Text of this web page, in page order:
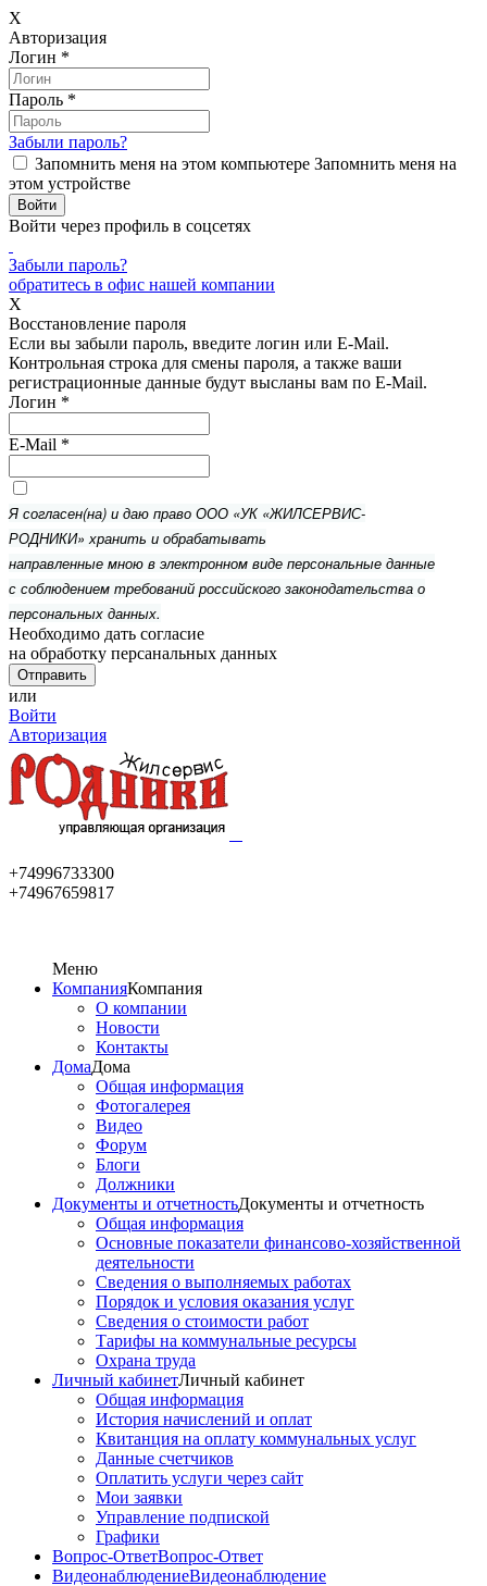
X
Авторизация
Логин *
Пароль *
Забыли пароль?
Запомнить меня на этом компьютере Запомнить меня на
этом устройстве
Войти через профиль в соцсетях
Забыли пароль?
обратитесь в офис нашей компании
X
Восстановление пароля
Если вы забыли пароль, введите логин или E-Mail.
Контрольная строка для смены пароля, а также ваши
регистрационные данные будут высланы вам по E-Mail.
Логин *
E-Mail *
Я согласен(на) и даю право ООО «УК «ЖИЛСЕРВИС-
РОДНИКИ» хранить и обрабатывать
направленные мною в электронном виде персональные данные
с соблюдением требований российского законодательства о
персональных данных.
Необходимо дать согласие
на обработку персанальных данных
или
Войти
Авторизация
+74996733300
+74967659817
Меню
КомпанияКомпания
О компании
Новости
Контакты
ДомаДома
Общая информация
Фотогалерея
Видео
Форум
Блоги
Должники
Документы и отчетностьДокументы и отчетность
Общая информация
Основные показатели финансово-хозяйственной
деятельности
Сведения о выполняемых работах
Порядок и условия оказания услуг
Сведения о стоимости работ
Тарифы на коммунальные ресурсы
Охрана труда
Личный кабинетЛичный кабинет
Общая информация
История начислений и оплат
Квитанция на оплату коммунальных услуг
Данные счетчиков
Оплатить услуги через сайт
Мои заявки
Управление подпиской
Графики
Вопрос-ОтветВопрос-Ответ
ВидеонаблюдениеВидеонаблюдение